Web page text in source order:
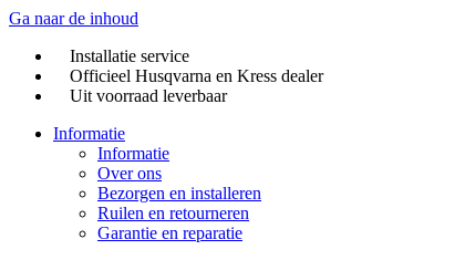
Ga naar de inhoud
Installatie service
Officieel Husqvarna en Kress dealer
Uit voorraad leverbaar
Informatie
Informatie
Over ons
Bezorgen en installeren
Ruilen en retourneren
Garantie en reparatie